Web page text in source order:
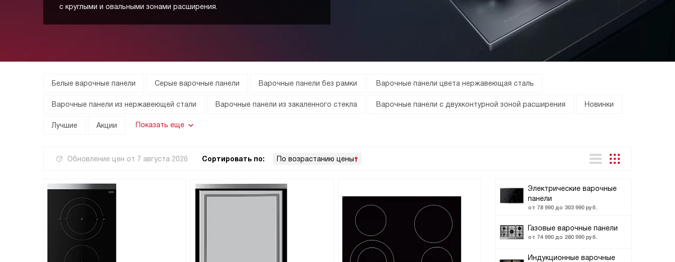
с круглыми и овальными зонами расширения.
Белые варочные панели Серые варочные панели Варочные панели без рамки Варочные панели цвета нержавеющая сталь
Варочные панели из нержавеющей стали Варочные панели из закаленного стекла Варочные панели с двухконтурной зоной расширения Новинки
Лучшие Акции Показать еще
Обновление цен от 7 августа 2026 Сортировать по: По возрастанию цены
Электрические варочные
панели
от 78 990 до 303 990 руб.
Газовые варочные панели
от 74 990 до 280 990 руб.
Индукционные варочные